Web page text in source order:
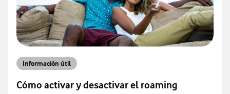
Información útil
Cómo activar y desactivar el roaming